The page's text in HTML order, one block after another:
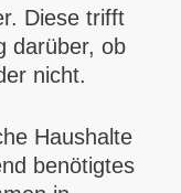
Diese trifft
darüber, ob
nicht.
Haushalte
benötigtes